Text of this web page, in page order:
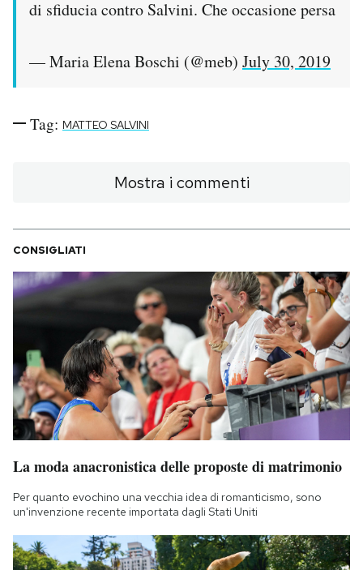
di sfiducia contro Salvini. Che occasione persa
— Maria Elena Boschi (@meb) July 30, 2019
Tag: MATTEO SALVINI
Mostra i commenti
CONSIGLIATI
La moda anacronistica delle proposte di matrimonio
Per quanto evochino una vecchia idea di romanticismo, sono
un'invenzione recente importata dagli Stati Uniti